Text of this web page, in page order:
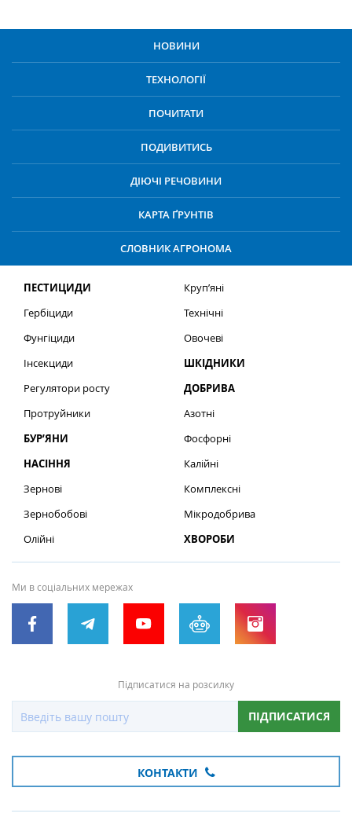
НОВИНИ
ТЕХНОЛОГІЇ
ПОЧИТАТИ
ПОДИВИТИСЬ
ДІЮЧІ РЕЧОВИНИ
КАРТА ҐРУНТІВ
СЛОВНИК АГРОНОМА
ПЕСТИЦИДИ
Гербіциди
Фунгіциди
Інсекциди
Регулятори росту
Протруйники
БУР’ЯНИ
НАСІННЯ
Зернові
Зернобобові
Олійні
Круп’яні
Технічні
Овочеві
ШКІДНИКИ
ДОБРИВА
Азотні
Фосфорні
Калійні
Комплексні
Мікродобрива
ХВОРОБИ
Ми в соціальних мережах
Підписатися на розсилку
ПІДПИСАТИСЯ
КОНТАКТИ